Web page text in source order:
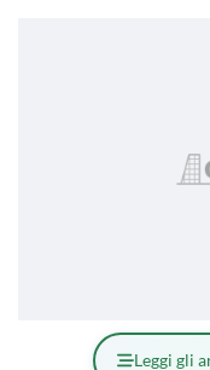
Leggi gli